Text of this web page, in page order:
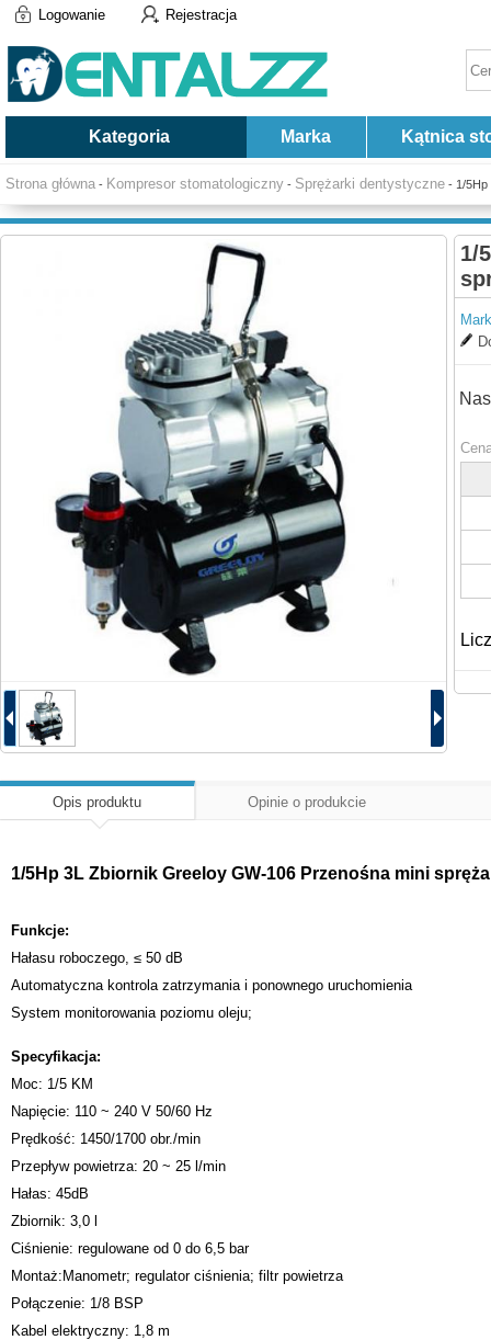
Logowanie Rejestracja
Kategoria Marka Kątnica
Strona główna - Kompresor stomatologiczny - Sprężarki dentystyczne - 1/5Hp
1/
Opis produktu Opinie o produkcie
1/5Hp 3L Zbiornik Greeloy GW-106 Przenośna mini
Funkcje:
Hałasu roboczego, ≤ 50 dB
Automatyczna kontrola zatrzymania i ponownego uruchomienia
System monitorowania poziomu oleju;
Specyfikacja:
Moc: 1/5 KM
Napięcie: 110 ~ 240 V 50/60 Hz
Prędkość: 1450/1700 obr./min
Przepływ powietrza: 20 ~ 25 l/min
Hałas: 45dB
Zbiornik: 3,0 l
Ciśnienie: regulowane od 0 do 6,5 bar
Montaż:Manometr; regulator ciśnienia; filtr powietrza
Połączenie: 1/8 BSP
Kabel elektryczny: 1,8 m